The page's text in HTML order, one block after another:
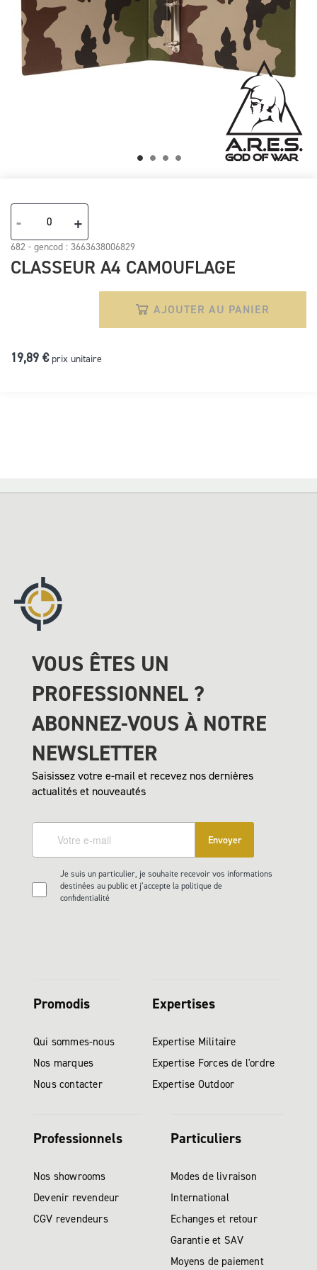
- +
682 - gencod : 3663638006829
CLASSEUR A4 CAMOUFLAGE
AJOUTER AU PANIER
19,89 € prix unitaire
the
beginning
the
images
VOUS ÊTES UN
PROFESSIONNEL ?
ABONNEZ-VOUS À NOTRE
NEWSLETTER
Saisissez votre e-mail et recevez nos dernières
actualités et nouveautés
Envoyer
Je suis un particulier, je souhaite recevoir vos informations
destinées au public et j’accepte la politique de
confidentialité
Promodis
Qui sommes-nous
Nos marques
Nous contacter
Expertises
Expertise Militaire
Expertise Forces de l'ordre
Expertise Outdoor
Professionnels
Nos showrooms
Devenir revendeur
CGV revendeurs
Particuliers
Modes de livraison
International
Echanges et retour
Garantie et SAV
Moyens de paiement